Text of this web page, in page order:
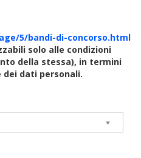
5/bandi-di-concorso.html
solo alle condizioni
della stessa), in termini
dati personali.